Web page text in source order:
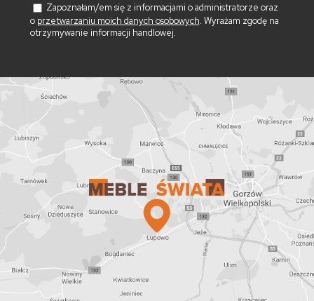
Zapoznałam/em się z informacjami o administratorze oraz
o przetwarzaniu moich danych osobowych. Wyrażam zgodę na
otrzymywanie informacji handlowej.